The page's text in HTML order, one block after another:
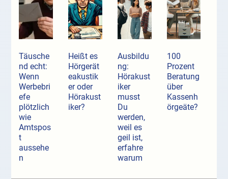
Täusche
nd echt:
Wenn
Werbebri
efe
plötzlich
wie
Amtspos
t
aussehe
n
Heißt es
Hörgerät
eakustik
er oder
Hörakust
iker?
Ausbildu
ng:
Hörakust
iker
musst
Du
werden,
weil es
geil ist,
erfahre
warum
100
Prozent
Beratung
über
Kassenh
örgeäte?